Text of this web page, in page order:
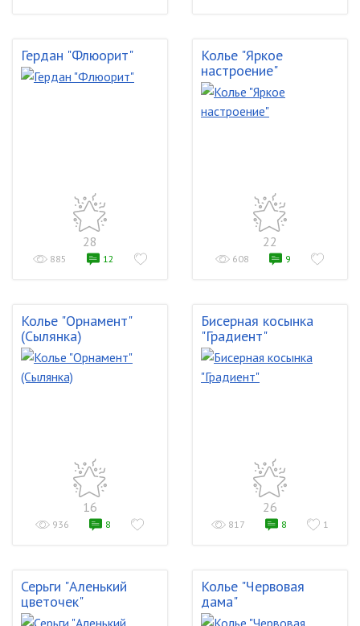
Гердан "Флюорит"
28
885 12
Колье "Яркое
настроение"
22
608 9
Колье "Орнамент"
(Сылянка)
16
936 8
Бисерная косынка
"Градиент"
26
817 8 1
Серьги "Аленький
цветочек"
Колье "Червовая
дама"